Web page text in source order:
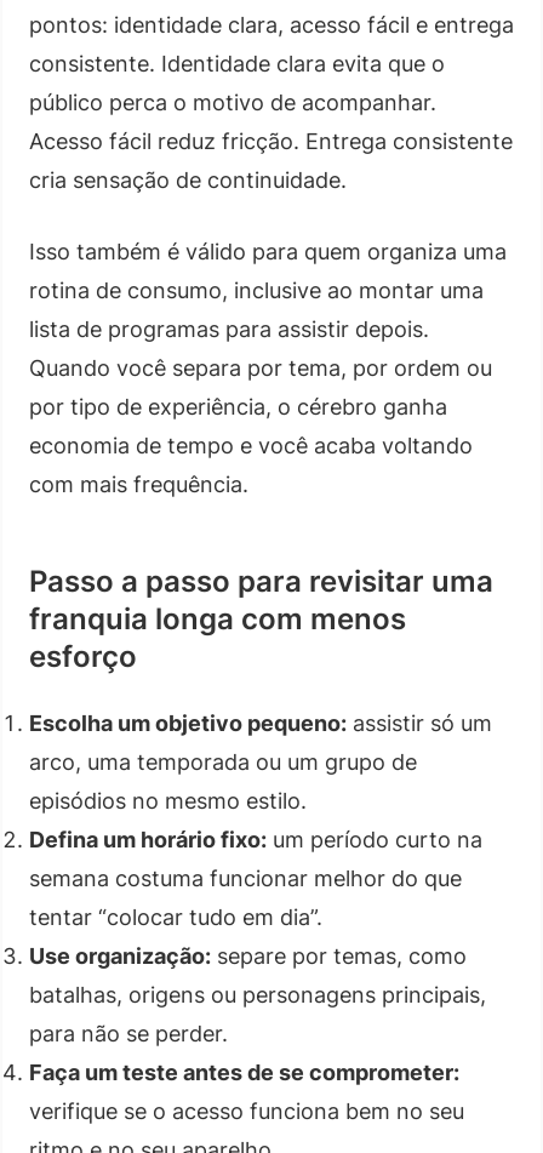
pontos: identidade clara, acesso fácil e entrega
consistente. Identidade clara evita que o
público perca o motivo de acompanhar.
Acesso fácil reduz fricção. Entrega consistente
cria sensação de continuidade.
Isso também é válido para quem organiza uma
rotina de consumo, inclusive ao montar uma
lista de programas para assistir depois.
Quando você separa por tema, por ordem ou
por tipo de experiência, o cérebro ganha
economia de tempo e você acaba voltando
com mais frequência.
Passo a passo para revisitar uma
franquia longa com menos
esforço
Escolha um objetivo pequeno: assistir só um
arco, uma temporada ou um grupo de
episódios no mesmo estilo.
Defina um horário fixo: um período curto na
semana costuma funcionar melhor do que
tentar “colocar tudo em dia”.
Use organização: separe por temas, como
batalhas, origens ou personagens principais,
para não se perder.
Faça um teste antes de se comprometer:
verifique se o acesso funciona bem no seu